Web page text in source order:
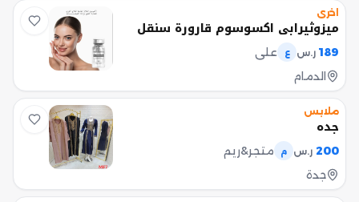
اخرى
ميزوثيرابي اكسوسوم قارورة سنقل
189 ر.س ع
علي
الدمام
ملابس
جده
200 ر.س م
متجر&ريم
جدة